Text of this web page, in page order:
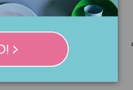
mug in porcellana con
tucano e lettera T
>